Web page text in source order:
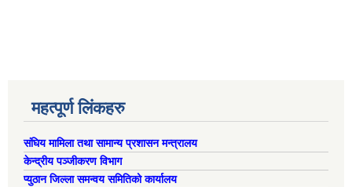
महत्पूर्ण लिंकहरु
संघिय मामिला तथा सामान्य प्रशासन मन्त्रालय
केन्द्रीय पञ्जीकरण विभाग
प्युठान जिल्ला समन्वय समितिको कार्यालय